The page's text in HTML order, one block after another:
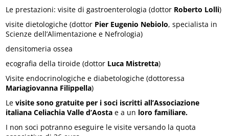
Le prestazioni: visite di gastroenterologia (dottor Roberto Lolli)
visite dietologiche (dottor Pier Eugenio Nebiolo, specialista in
Scienze dell’Alimentazione e Nefrologia)
densitomeria ossea
ecografia della tiroide (dottor Luca Mistretta)
Visite endocrinologiche e diabetologiche (dottoressa
Mariagiovanna Filippella)
Le visite sono gratuite per i soci iscritti all’Associazione
italiana Celiachia Valle d’Aosta e a un loro familiare.
I non soci potranno eseguire le visite versando la quota